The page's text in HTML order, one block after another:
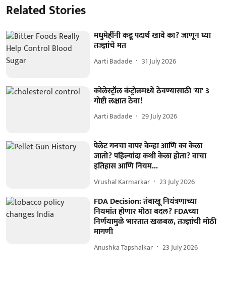
Related Stories
मधुमेहींनी कडू पदार्थ खावे का? जाणून घ्या
तज्ज्ञांचे मत
Aarti Badade 31 July 2026
कोलेस्ट्रॉल कंट्रोलमध्ये ठेवण्यासाठी 'या' 3
गोष्टी लक्षात ठेवा!
Aarti Badade 29 July 2026
पेलेट गनचा वापर केव्हा आणि का केला
जातो? पहिल्यांदा कधी केला होता? वाचा
इतिहास आणि नियम...
Vrushal Karmarkar 23 July 2026
FDA Decision: तंबाखू नियंत्रणाच्या
नियमांत होणार मोठा बदल? FDAच्या
निर्णयामुळे भारतात खळबळ, तज्ज्ञांची मोठी
मागणी
Anushka Tapshalkar 23 July 2026